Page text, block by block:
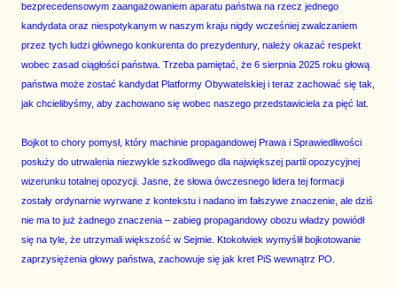
bezprecedensowym zaangażowaniem aparatu państwa na rzecz jednego
kandydata oraz niespotykanym w naszym kraju nigdy wcześniej zwalczaniem
przez tych ludzi głównego konkurenta do prezydentury, należy okazać respekt
wobec zasad ciągłości państwa. Trzeba pamiętać, że 6 sierpnia 2025 roku głową
państwa może zostać kandydat Platformy Obywatelskiej i teraz zachować się tak,
jak chcielibyśmy, aby zachowano się wobec naszego przedstawiciela za pięć lat.
Bojkot to chory pomysł, który machinie propagandowej Prawa i Sprawiedliwości
posłuży do utrwalenia niezwykle szkodliwego dla największej partii opozycyjnej
wizerunku totalnej opozycji. Jasne, że słowa ówczesnego lidera tej formacji
zostały ordynarnie wyrwane z kontekstu i nadano im fałszywe znaczenie, ale dziś
nie ma to już żadnego znaczenia – zabieg propagandowy obozu władzy powiódł
się na tyle, że utrzymali większość w Sejmie. Ktokolwiek wymyślił bojkotowanie
zaprzysiężenia głowy państwa, zachowuje się jak kret PiS wewnątrz PO.